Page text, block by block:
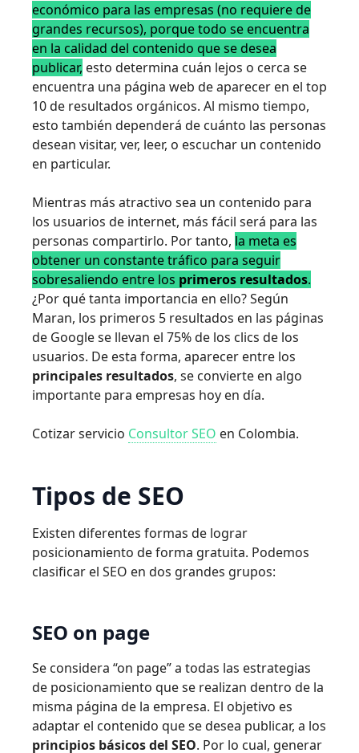
económico para las empresas (no requiere de
grandes recursos), porque todo se encuentra
en la calidad del contenido que se desea
publicar, esto determina cuán lejos o cerca se
encuentra una página web de aparecer en el top
10 de resultados orgánicos. Al mismo tiempo,
esto también dependerá de cuánto las personas
desean visitar, ver, leer, o escuchar un contenido
en particular.
Mientras más atractivo sea un contenido para
los usuarios de internet, más fácil será para las
personas compartirlo. Por tanto, la meta es
obtener un constante tráfico para seguir
sobresaliendo entre los primeros resultados.
¿Por qué tanta importancia en ello? Según
Maran, los primeros 5 resultados en las páginas
de Google se llevan el 75% de los clics de los
usuarios. De esta forma, aparecer entre los
principales resultados, se convierte en algo
importante para empresas hoy en día.
Cotizar servicio Consultor SEO en Colombia.
Tipos de SEO
Existen diferentes formas de lograr
posicionamiento de forma gratuita. Podemos
clasificar el SEO en dos grandes grupos:
SEO on page
Se considera “on page” a todas las estrategias
de posicionamiento que se realizan dentro de la
misma página de la empresa. El objetivo es
adaptar el contenido que se desea publicar, a los
principios básicos del SEO. Por lo cual, generar